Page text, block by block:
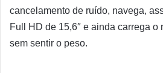
cancelamento de ruído, navega,
Full HD de 15,6″ e ainda carrega o
sem sentir o peso.